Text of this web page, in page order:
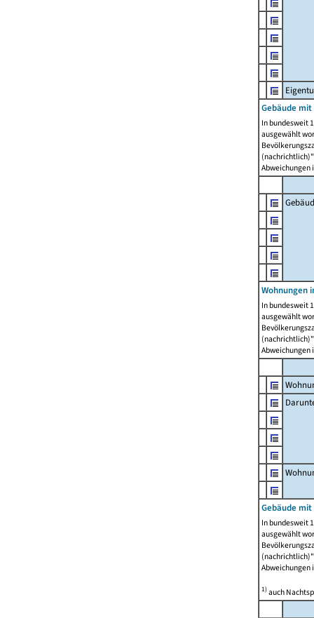
Gebäude
In bundesweit
ausgewählt
Abweichungen
Wohnungen
In bundesweit
ausgewählt
Abweichungen
Gebäude
In bundesweit
ausgewählt
Abweichungen
1)auch